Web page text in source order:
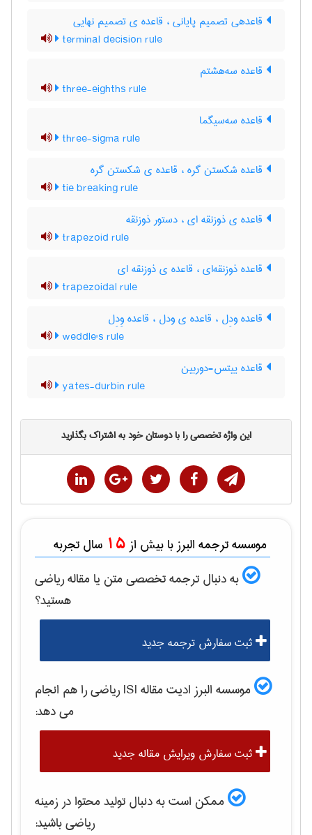
قاعدهی تصمیم پایانی ، قاعده ی تصمیم نهایی
terminal decision rule
قاعده سه‌هشتم
three-eighths rule
قاعده سه‌سیگما
three-sigma rule
قاعده شکستن گره ، قاعده ی شکستن گره
tie breaking rule
قاعده ی ذوزنقه ای ، دستور ذوزنقه
trapezoid rule
قاعده ذوزنقه‌ای ، قاعده ی ذوزنقه ای
trapezoidal rule
قاعده ودِل ، قاعده ی ودل ، قاعده وِدِل
weddle's rule
قاعده ییتس-دوربین
yates-durbin rule
این واژه تخصصی را با دوستان خود به اشتراک بگذارید
موسسه ترجمه البرز با بیش از 15 سال تجربه
به دنبال ترجمه تخصصی متن یا مقالهرياضی
هستید؟
ثبت سفارش ترجمه جدید
موسسه البرز ادیت مقاله ISI رياضیرا هم انجام
می دهد:
ثبت سفارش ویرایش مقاله جدید
ممکن است به دنبال تولید محتوا در زمینه
رياضیباشید: